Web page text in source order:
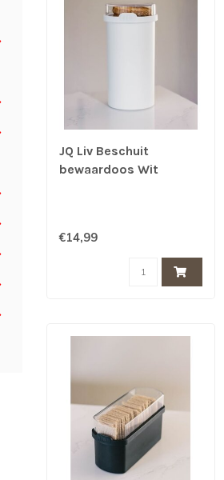
JQ Liv Beschuit
bewaardoos Wit
€14,99